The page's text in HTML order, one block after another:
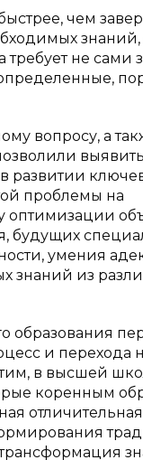
чем
знаний,
не сами
вопросу, а
выявить
развитии
проблемы на
оптимизации
будущих
умения
знаний из
образования
и перехода
в высшей
коренным
отличительная